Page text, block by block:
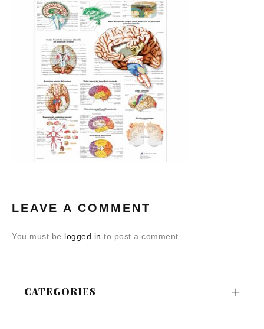
LEAVE A COMMENT
You must be logged in to post a comment.
CATEGORIES